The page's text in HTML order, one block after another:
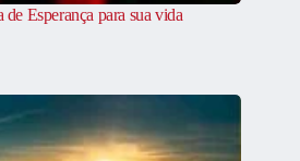
Esperança para sua vida